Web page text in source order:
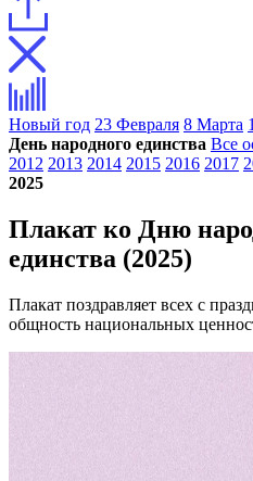
Новый год 23 Февраля 8 Марта
День народного единства Все
2012 2013 2014 2015 2016 2017
2025
Плакат ко Дню
единства (2025)
Плакат поздравляет всех с
общность национальных